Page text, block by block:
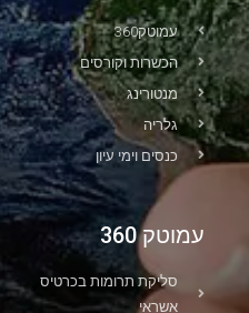
עמוטק360
הכשרות וקורסים
מנטורינג
גלריה
כנסים וימי עיון
עמוטק 360
סליקת תרומות בכרטיס
אשראי